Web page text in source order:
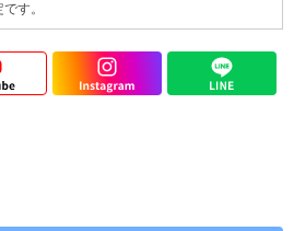
す。